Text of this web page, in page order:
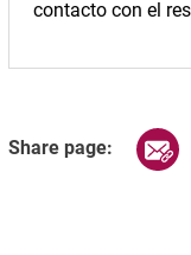
contacto con el
Share page: